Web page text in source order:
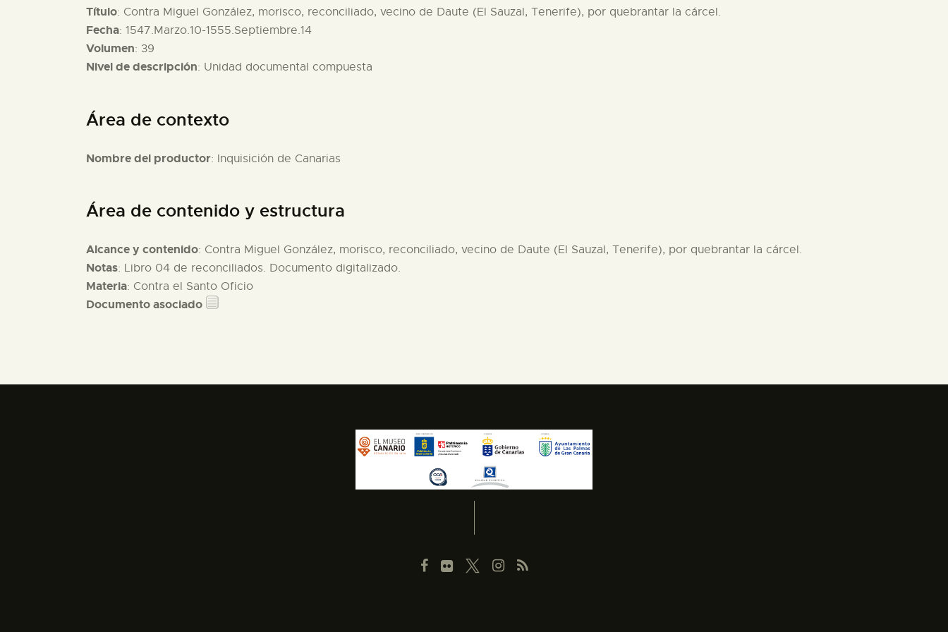
Título: Contra Miguel González, morisco, reconciliado, vecino de Daute (El Sauzal, Tenerife), por quebrantar la cárcel.
Fecha: 1547.Marzo.10-1555.Septiembre.14
Volumen: 39
Nivel de descripción: Unidad documental compuesta
Área de contexto
Nombre del productor: Inquisición de Canarias
Área de contenido y estructura
Alcance y contenido: Contra Miguel González, morisco, reconciliado, vecino de Daute (El Sauzal, Tenerife), por quebrantar la cárcel.
Notas: Libro 04 de reconciliados. Documento digitalizado.
Materia: Contra el Santo Oficio
Documento asociado